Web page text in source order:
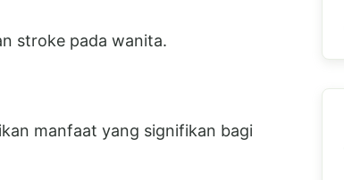
stroke pada wanita.
manfaat yang signifikan bagi